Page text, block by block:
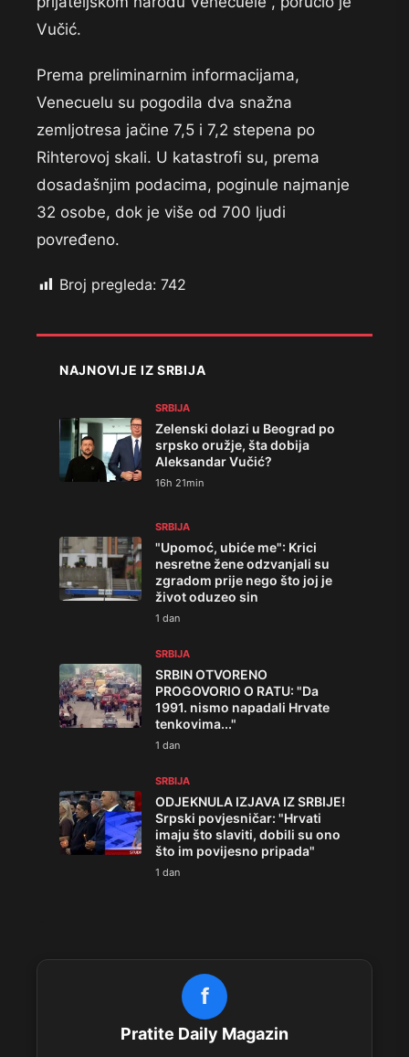
Vučić.
Prema preliminarnim informacijama,
Venecuelu su pogodila dva snažna
zemljotresa jačine 7,5 i 7,2 stepena po
Rihterovoj skali. U katastrofi su, prema
dosadašnjim podacima, poginule najmanje
32 osobe, dok je više od 700 ljudi
povređeno.
Broj pregleda: 742
NAJNOVIJE IZ SRBIJA
SRBIJA
Zelenski dolazi u Beograd po
srpsko oružje, šta dobija
Aleksandar Vučić?
16h 21min
SRBIJA
"Upomoć, ubiće me": Krici
nesretne žene odzvanjali su
zgradom prije nego što joj je
život oduzeo sin
1 dan
SRBIJA
SRBIN OTVORENO
PROGOVORIO O RATU: "Da
1991. nismo napadali Hrvate
tenkovima..."
1 dan
SRBIJA
ODJEKNULA IZJAVA IZ SRBIJE!
Srpski povjesničar: "Hrvati
imaju što slaviti, dobili su ono
što im povijesno pripada"
1 dan
f
Pratite Daily Magazin